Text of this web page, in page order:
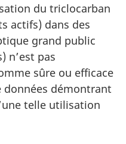
du triclocarban
actifs) dans des
grand public
n’est pas
sûre ou efficace
données démontrant
telle utilisation